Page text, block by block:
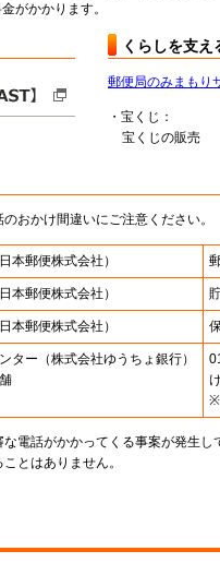
がかかります。
くらしを支え
郵便局のみまもり
・宝くじ：
宝くじの販売
おかけ間違いにご注意ください。
日本郵便株式会社）
日本郵便株式会社）
日本郵便株式会社）
ター （株式会社ゆうちょ銀行）
※
電話がかかってくる事案が発生し
とはありません。